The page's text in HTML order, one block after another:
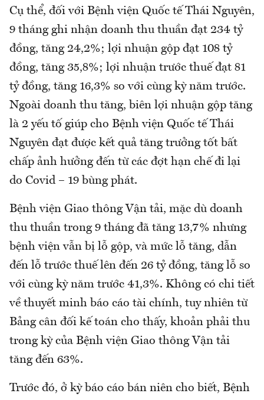
Cụ thể, đối với Bệnh viện Quốc tế Thái Nguyên,
9 tháng ghi nhận doanh thu thuần đạt 234 tỷ
đồng, tăng 24,2%; lợi nhuận gộp đạt 108 tỷ
đồng, tăng 35,8%; lợi nhuận trước thuế đạt 81
tỷ đồng, tăng 16,3% so với cùng kỳ năm trước.
Ngoài doanh thu tăng, biên lợi nhuận gộp tăng
là 2 yếu tố giúp cho Bệnh viện Quốc tế Thái
Nguyên đạt được kết quả tăng trưởng tốt bất
chấp ảnh hưởng đến từ các đợt hạn chế đi lại
do Covid – 19 bùng phát.
Bệnh viện Giao thông Vận tải, mặc dù doanh
thu thuần trong 9 tháng đã tăng 13,7% nhưng
bệnh viện vẫn bị lỗ gộp, và mức lỗ tăng, dẫn
đến lỗ trước thuế lên đến 26 tỷ đồng, tăng lỗ so
với cùng kỳ năm trước 41,3%. Không có chi tiết
về thuyết minh báo cáo tài chính, tuy nhiên từ
Bảng cân đối kế toán cho thấy, khoản phải thu
trong kỳ của Bệnh viện Giao thông Vận tải
tăng đến 63%.
Trước đó, ở kỳ báo cáo bán niên cho biết, Bệnh